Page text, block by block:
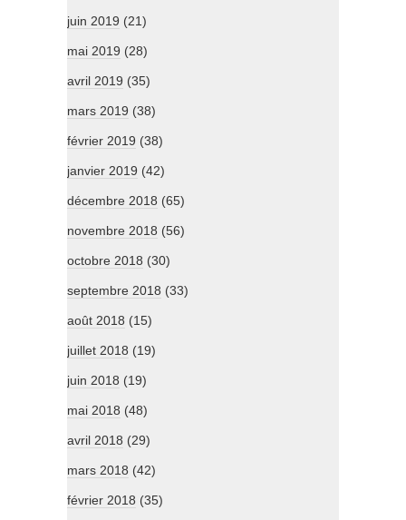
juin 2019 (21)
mai 2019 (28)
avril 2019 (35)
mars 2019 (38)
février 2019 (38)
janvier 2019 (42)
décembre 2018 (65)
novembre 2018 (56)
octobre 2018 (30)
septembre 2018 (33)
août 2018 (15)
juillet 2018 (19)
juin 2018 (19)
mai 2018 (48)
avril 2018 (29)
mars 2018 (42)
février 2018 (35)